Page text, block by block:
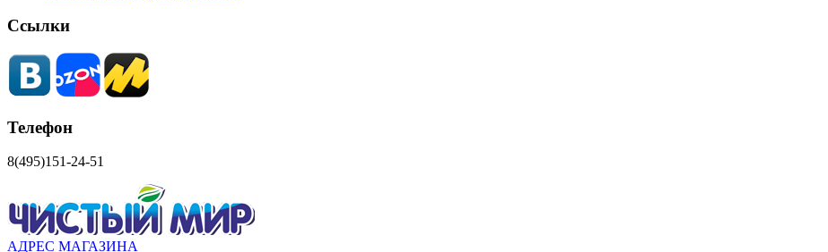
Ссылки
Телефон
8(495)151-24-51
АДРЕС МАГАЗИНА